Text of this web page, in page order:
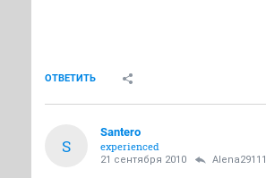
ОТВЕТИТЬ
S
Santero
experienced
21 сентября 2010